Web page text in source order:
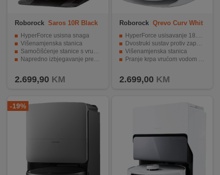
KONTAKT
KUPOVINA
KATALOZI
Roborock Saros 10R Black
HyperForce usisna snaga
Višenamjenska stanica
Samočišćenje stanice s vrućom vodom na 80°C
Napredno izbjegavanje prepreka
2.699,90 KM
Roborock Qrevo Curv Whit
HyperForce usisavanje 18.500 Pa
Dvostruki sustav protiv zapetljavanja
Višenamjenska stanica
Pranje krpa vrućom vodom na 75°C; Sušenje toplim zrakom
2.699,00 KM
-19%